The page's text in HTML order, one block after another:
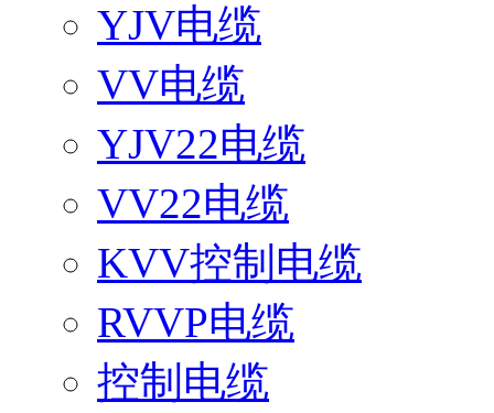
YJV电缆
VV电缆
YJV22电缆
VV22电缆
KVV控制电缆
RVVP电缆
控制电缆